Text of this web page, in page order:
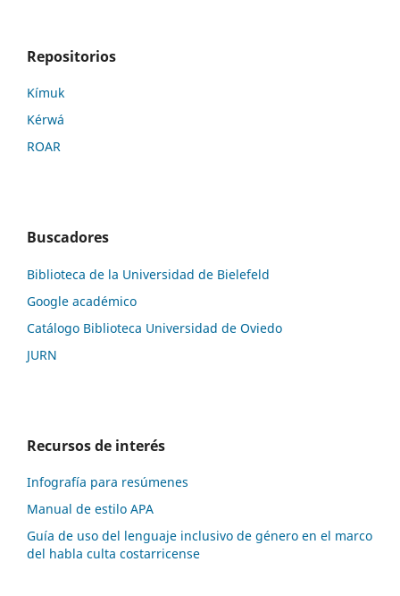
Repositorios
Kí­muk
Kérwá
ROAR
Buscadores
Biblioteca de la Universidad de Bielefeld
Google académico
Catálogo Biblioteca Universidad de Oviedo
JURN
Recursos de interés
Infografía para resúmenes
Manual de estilo APA
Guía de uso del lenguaje inclusivo de género en el marco
del habla culta costarricense